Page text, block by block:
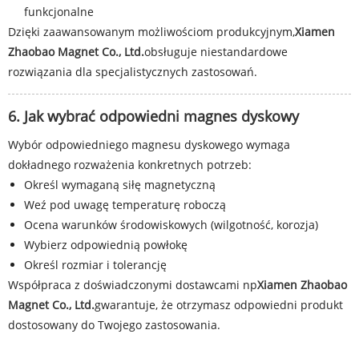
funkcjonalne
Dzięki zaawansowanym możliwościom produkcyjnym,Xiamen
Zhaobao Magnet Co., Ltd.obsługuje niestandardowe
rozwiązania dla specjalistycznych zastosowań.
6. Jak wybrać odpowiedni magnes dyskowy
Wybór odpowiedniego magnesu dyskowego wymaga
dokładnego rozważenia konkretnych potrzeb:
Określ wymaganą siłę magnetyczną
Weź pod uwagę temperaturę roboczą
Ocena warunków środowiskowych (wilgotność, korozja)
Wybierz odpowiednią powłokę
Określ rozmiar i tolerancję
Współpraca z doświadczonymi dostawcami npXiamen Zhaobao
Magnet Co., Ltd.gwarantuje, że otrzymasz odpowiedni produkt
dostosowany do Twojego zastosowania.